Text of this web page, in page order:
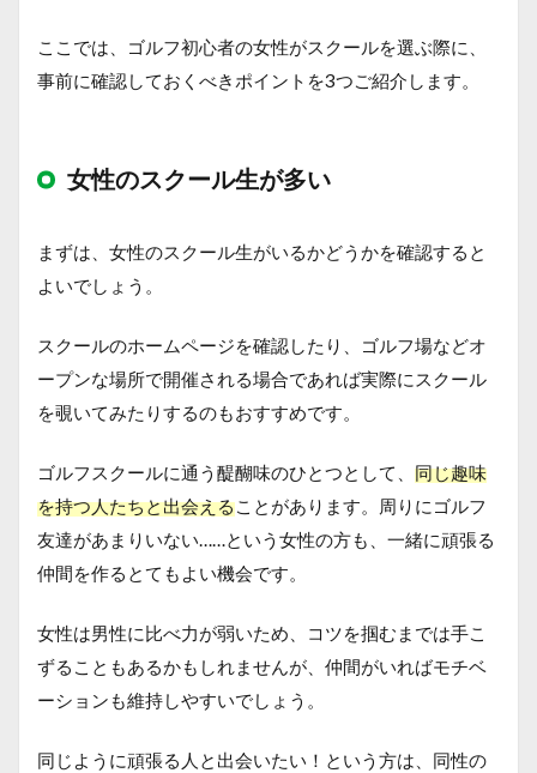
ここでは、ゴルフ初心者の女性がスクールを選ぶ際に、
事前に確認しておくべきポイントを3つご紹介します。
女性のスクール生が多い
まずは、女性のスクール生がいるかどうかを確認すると
よいでしょう。
スクールのホームページを確認したり、ゴルフ場などオ
ープンな場所で開催される場合であれば実際にスクール
を覗いてみたりするのもおすすめです。
ゴルフスクールに通う醍醐味のひとつとして、 同じ趣味
を持つ人たちと出会えることがあります。周りにゴルフ
友達があまりいない……という女性の方も、一緒に頑張る
仲間を作るとてもよい機会です。
女性は男性に比べ力が弱いため、コツを掴むまでは手こ
ずることもあるかもしれませんが、仲間がいればモチベ
ーションも維持しやすいでしょう。
同じように頑張る人と出会いたい！という方は、同性の